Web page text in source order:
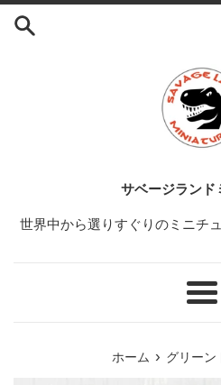
コ
サベージランド
世界中から選りすぐりのミニチ
メ
ー
ホーム › グリーン